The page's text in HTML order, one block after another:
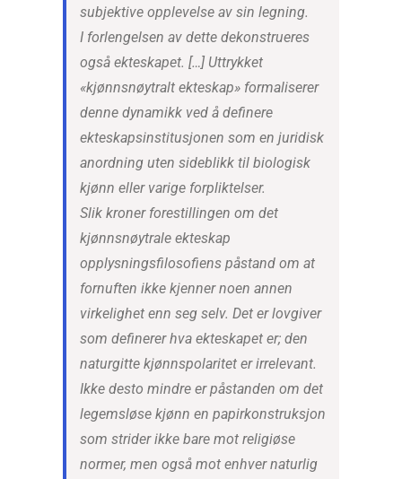
subjektive opplevelse av sin legning.
I forlengelsen av dette dekonstrueres
også ekteskapet. […] Uttrykket
«kjønnsnøytralt ekteskap» formaliserer
denne dynamikk ved å definere
ekteskapsinstitusjonen som en juridisk
anordning uten sideblikk til biologisk
kjønn eller varige forpliktelser.
Slik kroner forestillingen om det
kjønnsnøytrale ekteskap
opplysningsfilosofiens påstand om at
fornuften ikke kjenner noen annen
virkelighet enn seg selv. Det er lovgiver
som definerer hva ekteskapet er; den
naturgitte kjønnspolaritet er irrelevant.
Ikke desto mindre er påstanden om det
legemsløse kjønn en papirkonstruksjon
som strider ikke bare mot religiøse
normer, men også mot enhver naturlig